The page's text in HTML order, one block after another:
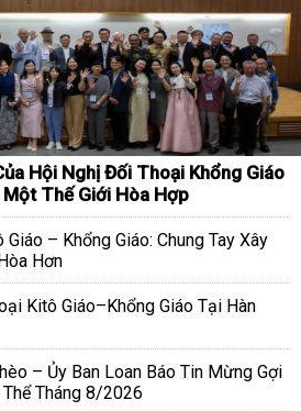
Hội Nghị Đối Thoại Khổng Giáo
Thế Giới Hòa Hợp
– Khổng Giáo: Chung Tay Xây
Hơn
Kitô Giáo–Khổng Giáo Tại Hàn
– Ủy Ban Loan Báo Tin Mừng Gợi
Thể Tháng 8/2026